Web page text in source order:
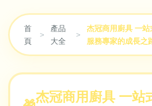
首
頁
>
產品
大全
>
杰冠商用廚具 一
服務專家的成長之
杰冠商用廚具 一站